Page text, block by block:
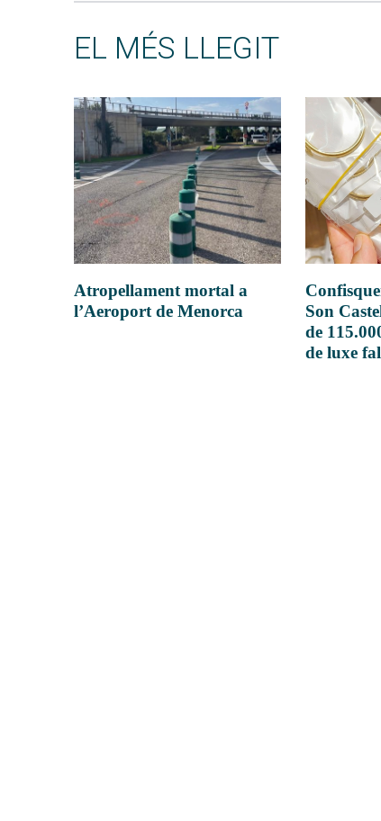
EL MÉS LLEGIT
Atropellament mortal a
l’Aeroport de Menorca
Son
de
de luxe